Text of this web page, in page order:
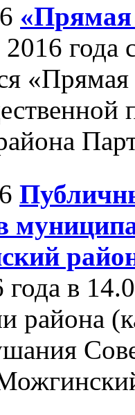
«Прямая
2016 года
в
района